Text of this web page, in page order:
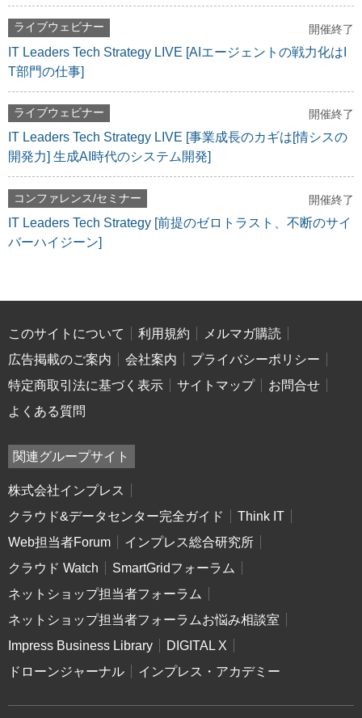
ライブウェビナー 開催終了
IT Leaders Tech Strategy LIVE [AIエージェントの戦力化はI
T部門の仕事]
ライブウェビナー 開催終了
IT Leaders Tech Strategy LIVE [事業成長のカギは[情シスの
開発力] 生成AI時代のシステム開発]
コンファレンス/セミナー 開催終了
IT Leaders Tech Strategy [前提のゼロトラスト、不断のサイ
バーハイジーン]
このサイトについて 利用規約
メルマガ購読
広告掲載のご案内
会社案内
プライバシーポリシー
特定商取引法に基づく表示
サイトマップ
お問合せ
よくある質問
関連グループサイト
株式会社インプレス
クラウド&データセンター完全ガイド
Think IT
Web担当者Forum
インプレス総合研究所
クラウド Watch
SmartGridフォーラム
ネットショップ担当者フォーラム
ネットショップ担当者フォーラムお悩み相談室
Impress Business Library
DIGITAL X
ドローンジャーナル
インプレス・アカデミー